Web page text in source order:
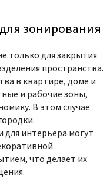
зонирования
только для закрытия
пространства.
в квартире, доме и
и рабочие зоны,
В этом случае
интерьера могут
что делает их